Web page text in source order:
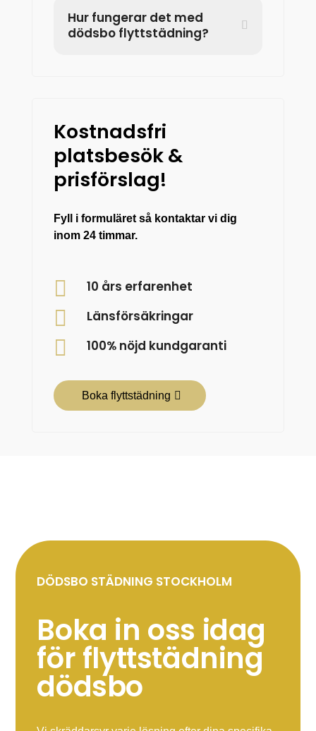
Hur fungerar det med
dödsbo flyttstädning?
Kostnadsfri
platsbesök &
prisförslag!
Fyll i formuläret så kontaktar vi dig
inom 24 timmar.
 10 års erfarenhet
 Länsförsäkringar
 100% nöjd kundgaranti
Boka flyttstädning
DÖDSBO STÄDNING STOCKHOLM
Boka in oss idag
för flyttstädning
dödsbo